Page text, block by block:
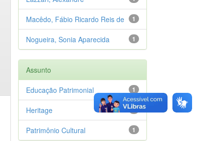
1
Macêdo, Fábio Ricardo Reis de
1
Nogueira, Sonia Aparecida
Assunto
1
Educação Patrimonial
1
Heritage
1
Patrimônio Cultural